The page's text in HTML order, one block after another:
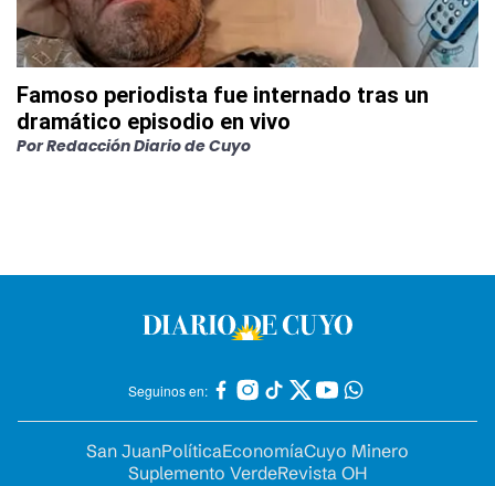
Famoso periodista fue internado tras un
dramático episodio en vivo
PorRedacción Diario de Cuyo
Seguinos en:
San JuanPolíticaEconomíaCuyo Minero
Suplemento VerdeRevista OH